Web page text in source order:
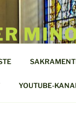
YOUTUBE-